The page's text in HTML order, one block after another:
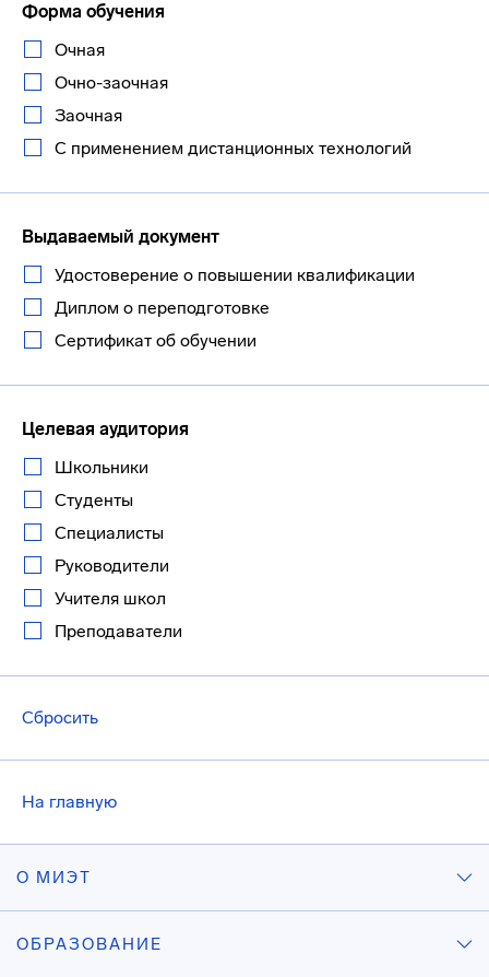
Форма обучения
Очная
Очно-заочная
Заочная
С применением дистанционных технологий
Выдаваемый документ
Удостоверение о повышении квалификации
Диплом о переподготовке
Сертификат об обучении
Целевая аудитория
Школьники
Студенты
Специалисты
Руководители
Учителя школ
Преподаватели
Сбросить
На главную
О МИЭТ
ОБРАЗОВАНИЕ